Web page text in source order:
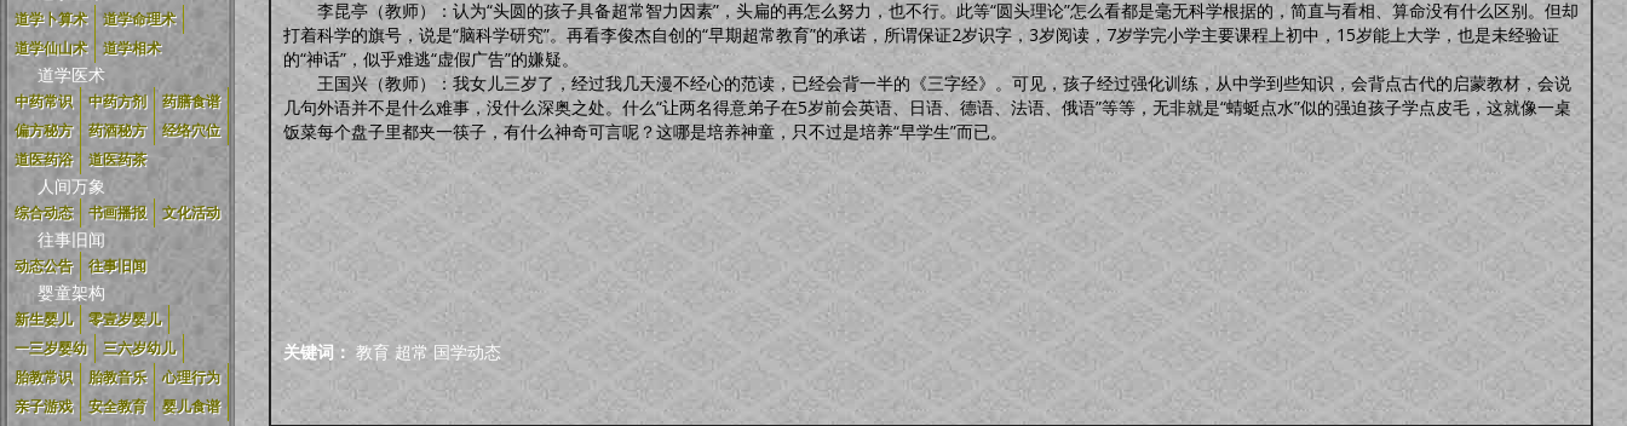
道学卜算术
道学命理术
道学仙山术
道学相术
道学医术
中药常识 中药方剂
药膳食谱
偏方秘方
药酒秘方
经络穴位
道医药浴
道医药茶
人间万象
综合动态 书画播报 文化活动
往事旧闻
动态公告 往事旧闻
婴童架构
新生婴儿
零壹岁婴儿
一三岁婴幼
三六岁幼儿
胎教常识
胎教音乐
心理行为
亲子游戏
安全教育
婴儿食谱
李昆亭（教师）：认为“头圆的孩子具备超常智力因素”，头扁的再怎么努力，也不行。此等“圆头理论”怎么看都是毫无科学根据的，简直与看相、算命没有什么区别。但却
打着科学的旗号，说是“脑科学研究”。再看李俊杰自创的“早期超常教育”的承诺，所谓保证2岁识字，3岁阅读，7岁学完小学主要课程上初中，15岁能上大学，也是未经验证
的“神话”，似乎难逃“虚假广告”的嫌疑。
王国兴（教师）：我女儿三岁了，经过我几天漫不经心的范读，已经会背一半的《三字经》。可见，孩子经过强化训练，从中学到些知识，会背点古代的启蒙教材，会说
几句外语并不是什么难事，没什么深奥之处。什么“让两名得意弟子在5岁前会英语、日语、德语、法语、俄语”等等，无非就是“蜻蜓点水”似的强迫孩子学点皮毛，这就像一桌
饭菜每个盘子里都夹一筷子，有什么神奇可言呢？这哪是培养神童，只不过是培养“早学生”而已。
关键词： 教育 超常 国学动态